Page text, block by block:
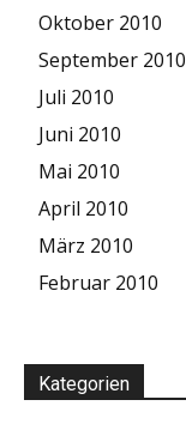
Oktober 2010
September 2010
Juli 2010
Juni 2010
Mai 2010
April 2010
März 2010
Februar 2010
Kategorien